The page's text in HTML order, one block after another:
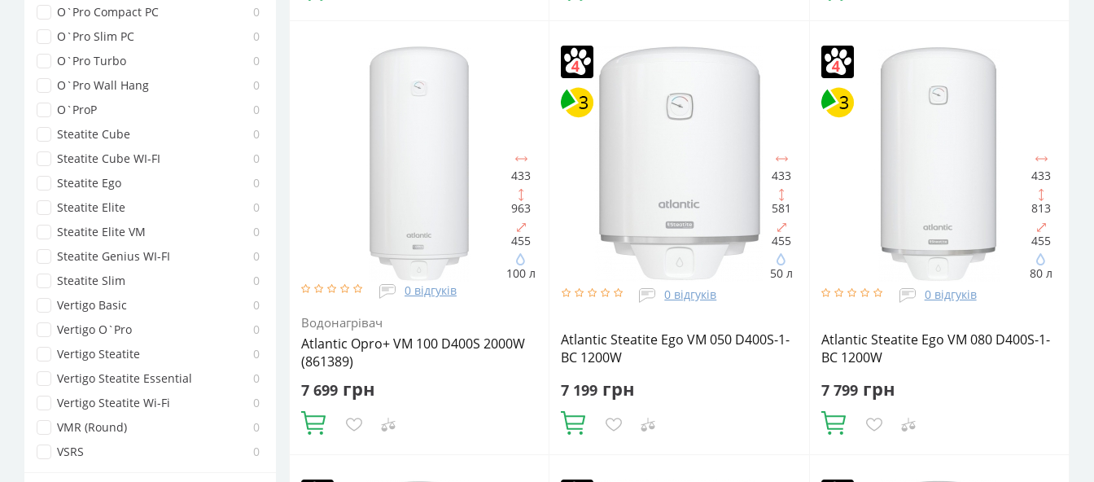
Горизонтальне
Мокрий
Електричний
Вертикальне Тип ТЕНа:
Мокрий
Потужність ТЕНа, Вт:
водонагрівача:
накопичувальний
Форма водонагрівача:
Циліндрична
внутрішнього бака:
Сталь із покриттям
Матеріал теплоізоляції:
Поліуретан
води:
Фактичний обсяг води, л:
75 Об'єм, літрів:
433
963
455
100 л
0 відгуків
Водонагрівач
Atlantic Opro+ VM 100 D400S 2000W
(861389)
7 699грн
Купити
433
581
455
50 л
0 відгуків
Atlantic Steatite Ego VM 050 D400S-1-
BC 1200W
7 199 грн
Купити
433
813
455
80 л
0 відгуків
Atlantic Steatite Ego VM 080 D400S-1-
BC 1200W
7 799грн
Купити
O`Pro Compact PC
0
O`Pro Slim PC
0
O`Pro Turbo
0
O`Pro Wall Hang
0
O`ProP
0
Steatite Cube
0
Steatite Cube WI-FI
0
Steatite Ego
0
Steatite Elite
0
Steatite Elite VM
0
Steatite Genius WI-FI
0
Steatite Slim
0
Vertigo Basic
0
Vertigo O`Pro
0
Vertigo Steatite
0
Vertigo Steatite Essential
0
Vertigo Steatite Wi-Fi
0
VMR (Round)
0
VSRS
0